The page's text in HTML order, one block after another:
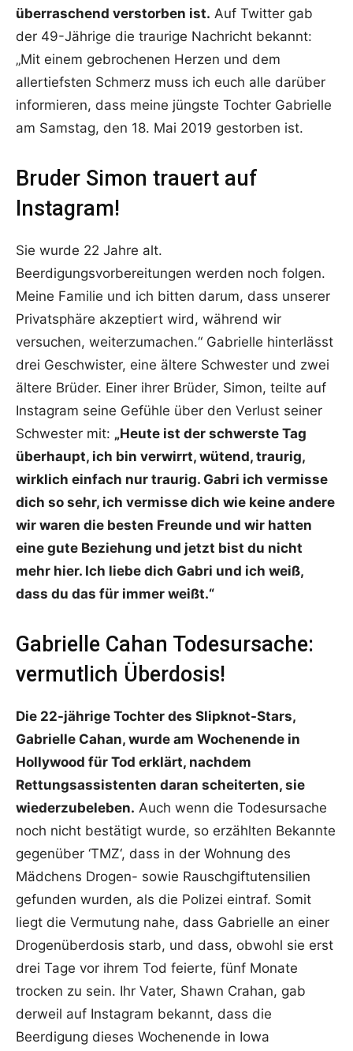
überraschend verstorben ist. Auf Twitter gab
der 49-Jährige die traurige Nachricht bekannt:
„Mit einem gebrochenen Herzen und dem
allertiefsten Schmerz muss ich euch alle darüber
informieren, dass meine jüngste Tochter Gabrielle
am Samstag, den 18. Mai 2019 gestorben ist.
Bruder Simon trauert auf
Instagram!
Sie wurde 22 Jahre alt.
Beerdigungsvorbereitungen werden noch folgen.
Meine Familie und ich bitten darum, dass unserer
Privatsphäre akzeptiert wird, während wir
versuchen, weiterzumachen.“ Gabrielle hinterlässt
drei Geschwister, eine ältere Schwester und zwei
ältere Brüder. Einer ihrer Brüder, Simon, teilte auf
Instagram seine Gefühle über den Verlust seiner
Schwester mit: „Heute ist der schwerste Tag
überhaupt, ich bin verwirrt, wütend, traurig,
wirklich einfach nur traurig. Gabri ich vermisse
dich so sehr, ich vermisse dich wie keine andere
wir waren die besten Freunde und wir hatten
eine gute Beziehung und jetzt bist du nicht
mehr hier. Ich liebe dich Gabri und ich weiß,
dass du das für immer weißt.“
Gabrielle Cahan Todesursache:
vermutlich Überdosis!
Die 22-jährige Tochter des Slipknot-Stars,
Gabrielle Cahan, wurde am Wochenende in
Hollywood für Tod erklärt, nachdem
Rettungsassistenten daran scheiterten, sie
wiederzubeleben. Auch wenn die Todesursache
noch nicht bestätigt wurde, so erzählten Bekannte
gegenüber ‘TMZ‘, dass in der Wohnung des
Mädchens Drogen- sowie Rauschgiftutensilien
gefunden wurden, als die Polizei eintraf. Somit
liegt die Vermutung nahe, dass Gabrielle an einer
Drogenüberdosis starb, und dass, obwohl sie erst
drei Tage vor ihrem Tod feierte, fünf Monate
trocken zu sein. Ihr Vater, Shawn Crahan, gab
derweil auf Instagram bekannt, dass die
Beerdigung dieses Wochenende in Iowa